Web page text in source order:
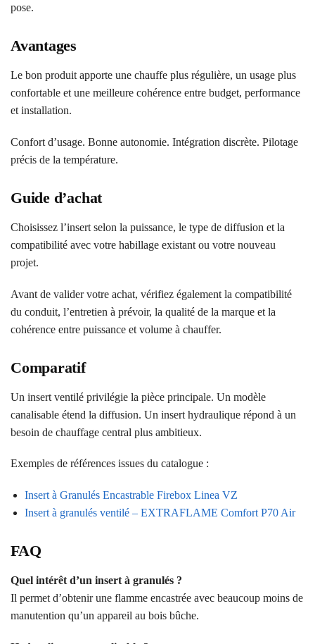
pose.
Avantages
Le bon produit apporte une chauffe plus régulière, un usage plus
confortable et une meilleure cohérence entre budget, performance
et installation.
Confort d’usage. Bonne autonomie. Intégration discrète. Pilotage
précis de la température.
Guide d’achat
Choisissez l’insert selon la puissance, le type de diffusion et la
compatibilité avec votre habillage existant ou votre nouveau
projet.
Avant de valider votre achat, vérifiez également la compatibilité
du conduit, l’entretien à prévoir, la qualité de la marque et la
cohérence entre puissance et volume à chauffer.
Comparatif
Un insert ventilé privilégie la pièce principale. Un modèle
canalisable étend la diffusion. Un insert hydraulique répond à un
besoin de chauffage central plus ambitieux.
Exemples de références issues du catalogue :
Insert à Granulés Encastrable Firebox Linea VZ
Insert à granulés ventilé – EXTRAFLAME Comfort P70 Air
FAQ
Quel intérêt d’un insert à granulés ?
Il permet d’obtenir une flamme encastrée avec beaucoup moins de
manutention qu’un appareil au bois bûche.